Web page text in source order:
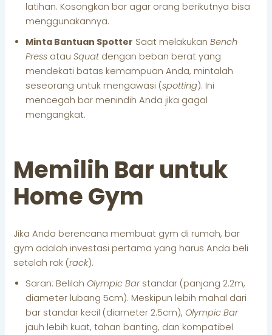
latihan. Kosongkan bar agar orang berikutnya bisa
menggunakannya.
Minta Bantuan Spotter Saat melakukanBench
Press atauSquatdengan beban berat yang
mendekati batas kemampuan Anda, mintalah
seseorang untuk mengawasi (spotting). Ini
mencegah bar menindih Anda jika gagal
mengangkat.
Memilih Bar untuk
Home Gym
Jika Anda berencana membuat gym di rumah, bar
gym adalah investasi pertama yang harus Anda beli
setelah rak (rack).
Saran: BelilahOlympic Barstandar (panjang 2.2m,
diameter lubang 5cm). Meskipun lebih mahal dari
bar standar kecil (diameter 2.5cm),Olympic Bar
jauh lebih kuat, tahan banting, dan kompatibel